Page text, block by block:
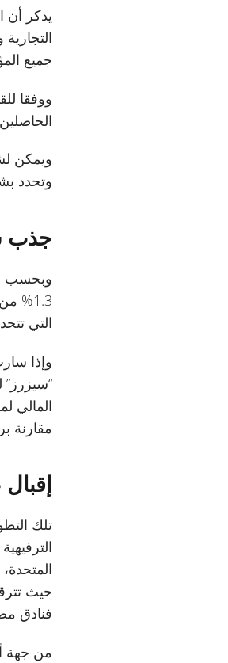
يذكر أن
جميع
ووفقا
ويمكن
وتحدد
جذب
وبحسب
التي
وإذا
المالي
مقارنة
تلك
حيث
فنادق
من جهة